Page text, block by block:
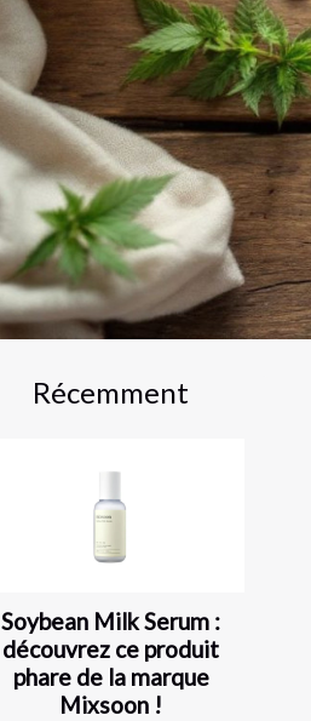
Récemment
Soybean Milk Serum :
découvrez ce produit
phare de la marque
Mixsoon !